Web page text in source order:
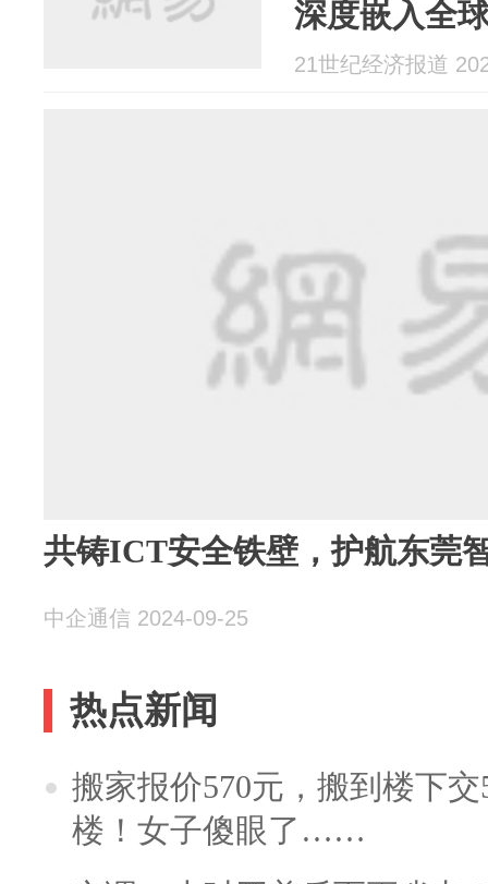
深度嵌入全
21世纪经济报道
共铸ICT安全铁壁，护航东莞
中企通信 2024-09-25
热点新闻
搬家报价570元，搬到楼下
楼！女子傻眼了……